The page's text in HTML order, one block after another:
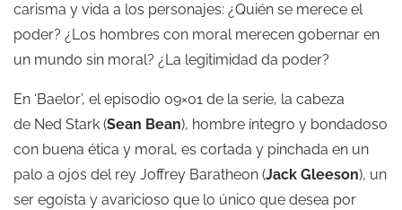
carisma y vida a los personajes: ¿Quién se merece el
poder? ¿Los hombres con moral merecen gobernar en
un mundo sin moral? ¿La legitimidad da poder?
En ‘Baelor’, el episodio 09×01 de la serie, la cabeza
de Ned Stark (Sean Bean), hombre íntegro y bondadoso
con buena ética y moral, es cortada y pinchada en un
palo a ojos del rey Joffrey Baratheon (Jack Gleeson), un
ser egoísta y avaricioso que lo único que desea por